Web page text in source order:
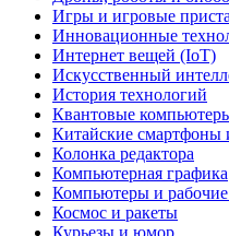
Игры и игровые
Инновационные
Интернет вещей (IoT)
Искусственный
История технологий
Квантовые
Китайские смартфоны
Колонка редактора
Компьютерная графика
Компьютеры и
Космос и ракеты
Курьезы и юмор